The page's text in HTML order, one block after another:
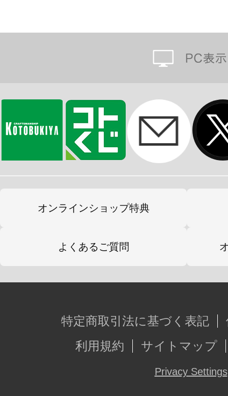
オンラインショップ特典
よくあるご質問
特定商取引法に基づく表記
利用規約
サイトマップ
Privacy Settings